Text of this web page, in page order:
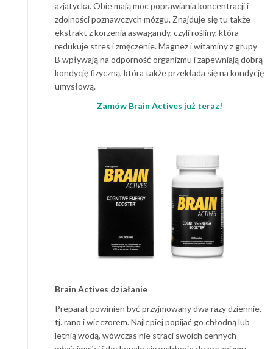
azjatycka. Obie mają moc poprawiania koncentracji i
zdolności poznawczych mózgu. Znajduje się tu także
ekstrakt z korzenia aswagandy, czyli rośliny, która
redukuje stres i zmęczenie. Magnez i witaminy z grupy
B wpływają na odporność organizmu i zapewniają dobrą
kondycję fizyczną, która także przekłada się na kondycję
umysłową.
Zamów Brain Actives już teraz!
Brain Actives działanie
Preparat powinien być przyjmowany dwa razy dziennie,
tj. rano i wieczorem. Najlepiej popijać go chłodną lub
letnią wodą, wówczas nie straci swoich cennych